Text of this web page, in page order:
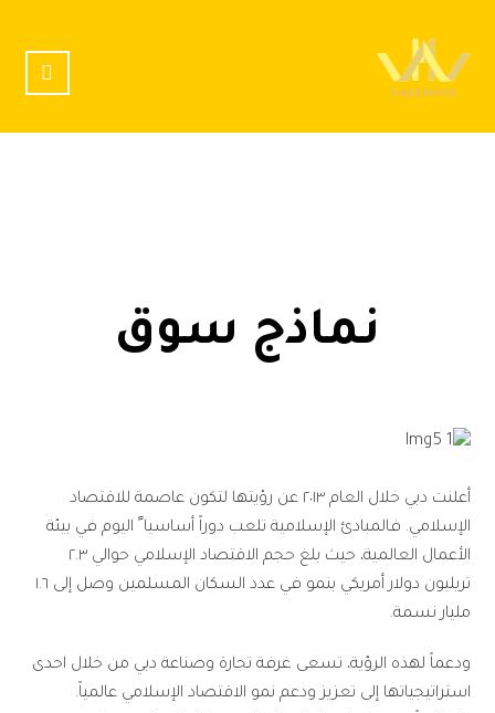
نماذج سوق
أعلنت دبي خلال العام ٢٠١٣ عن رؤيتها لتكون عاصمة للاقتصاد
الإسلامي. فالمبادئ الإسلامية تلعب دوراً أساسيا ً اليوم في بيئة
الأعمال العالمية، حيث بلغ حجم الاقتصاد الإسلامي حوالي ٢.٣
تريليون دولار أمريكي بنمو في عدد السكان المسلمين وصل إلى ١.٦
مليار نسمة.
ودعماً لهذه الرؤية، تسعى غرفة تجارة وصناعة دبي من خلال احدى
استراتيجياتها إلى تعزيز ودعم نمو الاقتصاد الإسلامي عالمياً.